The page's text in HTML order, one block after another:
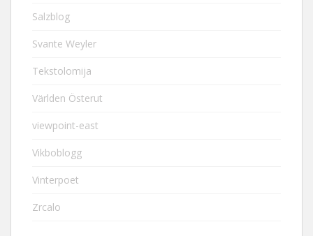
Salzblog
Svante Weyler
Tekstolomija
Världen Österut
viewpoint-east
Vikboblogg
Vinterpoet
Zrcalo